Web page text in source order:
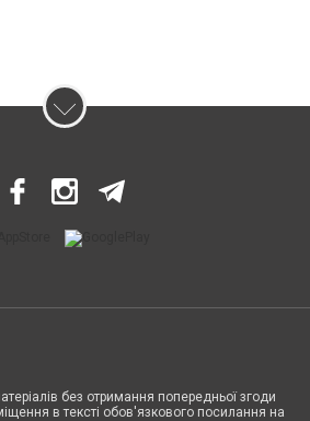
без отримання попередньої згоди
в тексті обов'язкового посилання на